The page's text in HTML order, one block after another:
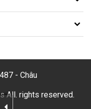
- Châu
All. rights reserved.